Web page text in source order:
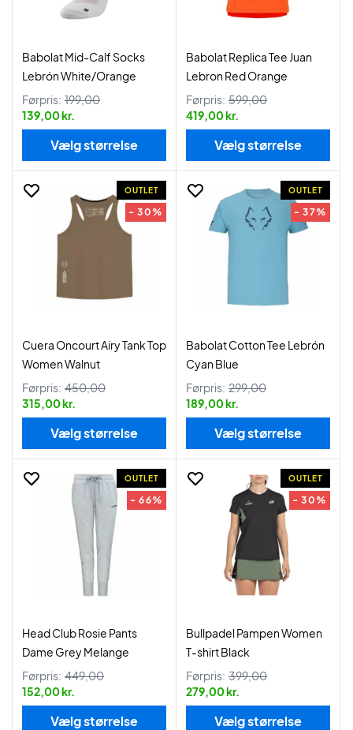
Babolat Mid-Calf Socks
Lebrón White/Orange
Førpris: 199,00
139,00 kr.
Vælg størrelse
Babolat Replica Tee Juan
Lebron Red Orange
Førpris: 599,00
419,00 kr.
Vælg størrelse
OUTLET
- 30%
Cuera Oncourt Airy Tank Top
Women Walnut
Førpris: 450,00
315,00 kr.
Vælg størrelse
OUTLET
- 37%
Babolat Cotton Tee Lebrón
Cyan Blue
Førpris: 299,00
189,00 kr.
Vælg størrelse
OUTLET
- 66%
Head Club Rosie Pants
Dame Grey Melange
Førpris: 449,00
152,00 kr.
Vælg størrelse
OUTLET
- 30%
Bullpadel Pampen Women
T-shirt Black
Førpris: 399,00
279,00 kr.
Vælg størrelse